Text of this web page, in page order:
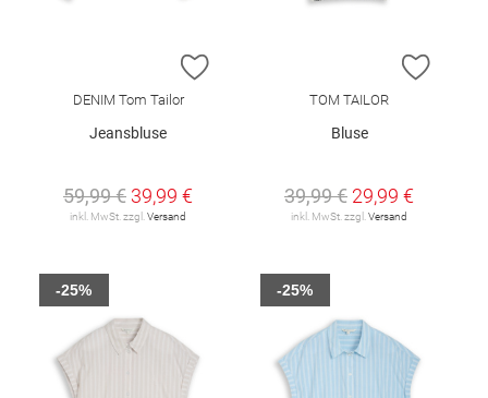
ZUR WUNSCHLISTE HINZUFÜGEN
DENIM Tom Tailor
Jeansbluse
59,99 € 39,99 €
inkl. MwSt. zzgl. Versand
ZUR
TOM TAILOR
Bluse
39,99 € 29,99 €
inkl. MwSt. zzgl. Versand
-25% -25%